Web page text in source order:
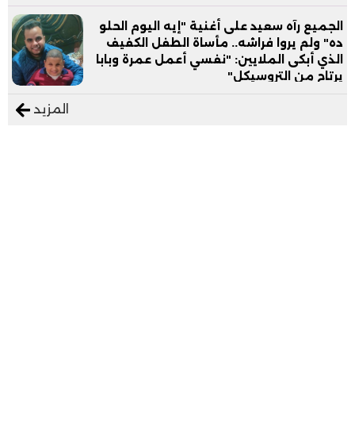
الجميع رآه سعيد على أغنية "إيه اليوم الحلو
ده" ولم يروا فراشه.. مأساة الطفل الكفيف
الذي أبكى الملايين: "نفسي أعمل عمرة وبابا
يرتاح من التروسيكل"
المزيد